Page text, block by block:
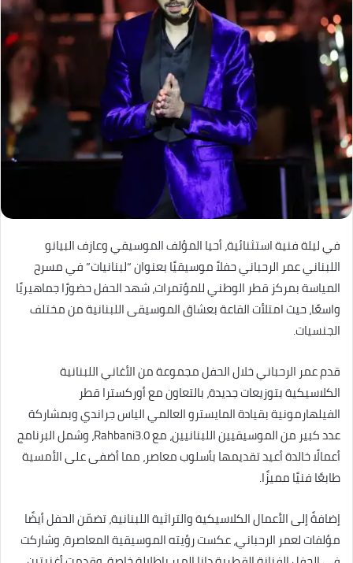
في ليلة فنية استثنائية، أحيا المؤلف الموسيقي وعازف البيانو
اللبناني عمر الرحباني حفلاً موسيقيًا بعنوان “لبنانيات” في مسرح
المياسة بمركز قطر الوطني للمؤتمرات، شهد الحفل حضورًا جماهيريًا
واسعًا، حيث امتلأت القاعة بعشاق الموسيقى اللبنانية من مختلف
الجنسيات.
قدم عمر الرحباني خلال الحفل مجموعة من الأغاني اللبنانية
الكلاسيكية بتوزيعات جديدة، بالتعاون مع أوركسترا قطر
الفيلهارمونية بقيادة المايسترو العالمي الياس جراندي وبمشاركة
عدد كبير من الموسيقيين اللبنانيين، مع Rahbani3.0، وشمل البرنامج
أعمالًا خالدة أعيد تقديمها بأسلوب معاصر، مما أضفى على الأمسية
طابعًا فنيًا مميزًا.
إضافةً إلى الأعمال الكلاسيكية والتراثية اللبنانية، تضمّن الحفل أيضًا
مؤلفات لعمر الرحباني، عكست رؤيته الموسيقية المعاصرة، وشاركت